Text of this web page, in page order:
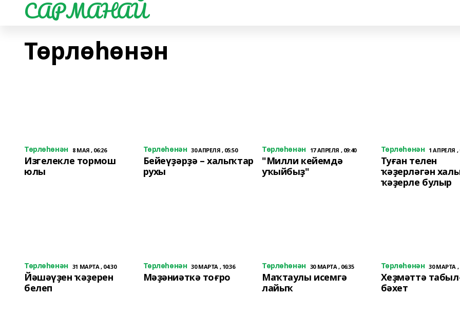
САРМАНАЙ
Төрлөһөнән
Төрлөһөнән 8 МАЯ , 06:26
Изгелекле тормош
юлы
Төрлөһөнән 30 АПРЕЛЯ , 05:50
Бейеүҙәрҙә – халыҡтар
рухы
Төрлөһөнән 17 АПРЕЛЯ , 09:40
"Милли кейемдә
уҡыйбыҙ"
Төрлөһөнән 1 АПРЕЛЯ ,
Туған телен
ҡәҙерләгән
ҡәҙерле булыр
Төрлөһөнән 31 МАРТА , 04:30
Йәшәүҙен ҡәҙерен
белеп
Төрлөһөнән 30 МАРТА , 10:36
Мәҙәниәткә тоғро
Төрлөһөнән 30 МАРТА , 06:35
Маҡтаулы исемгә
лайыҡ
Төрлөһөнән 30 МАРТА ,
Хеҙмәттә
бәхет